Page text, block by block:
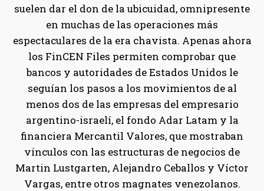
suelen dar el don de la ubicuidad, omnipresente
en muchas de las operaciones más
espectaculares de la era chavista. Apenas ahora
los FinCEN Files permiten comprobar que
bancos y autoridades de Estados Unidos le
seguían los pasos a los movimientos de al
menos dos de las empresas del empresario
argentino-israelí, el fondo Adar Latam y la
financiera Mercantil Valores, que mostraban
vínculos con las estructuras de negocios de
Martin Lustgarten, Alejandro Ceballos y Víctor
Vargas, entre otros magnates venezolanos.